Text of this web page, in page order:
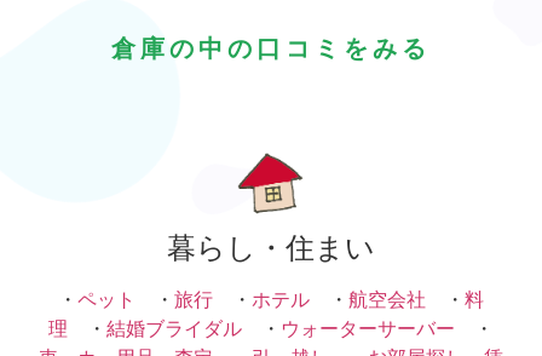
倉庫の中の口コミをみる
暮らし・住まい
・ ペット ・ 旅行 ・ ホテル ・ 航空会社 ・ 料
理 ・ 結婚ブライダル ・ ウォーターサーバー ・